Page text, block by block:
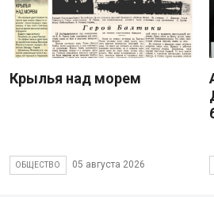
Крылья над морем
ОБЩЕСТВО 05 августа 2026